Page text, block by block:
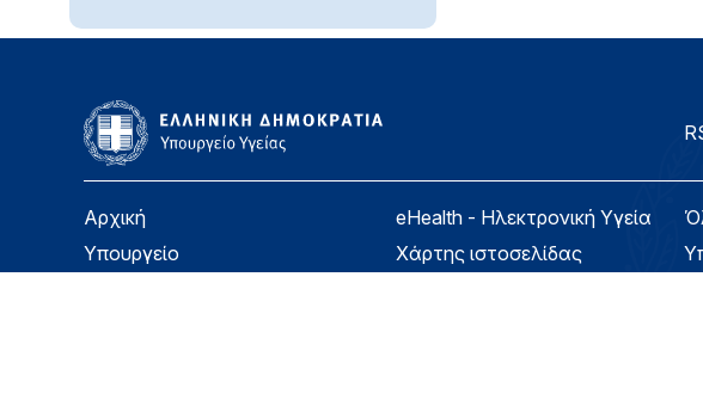
Αρχική
Υπουργείο
eHealth - Ηλεκτρονική Υγεία
Χάρτης ιστοσελίδας